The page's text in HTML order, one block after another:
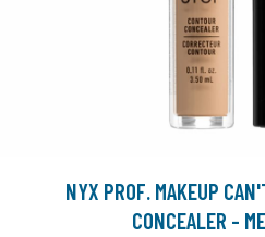
NYX PROF. MAKEUP
CONCEALER -